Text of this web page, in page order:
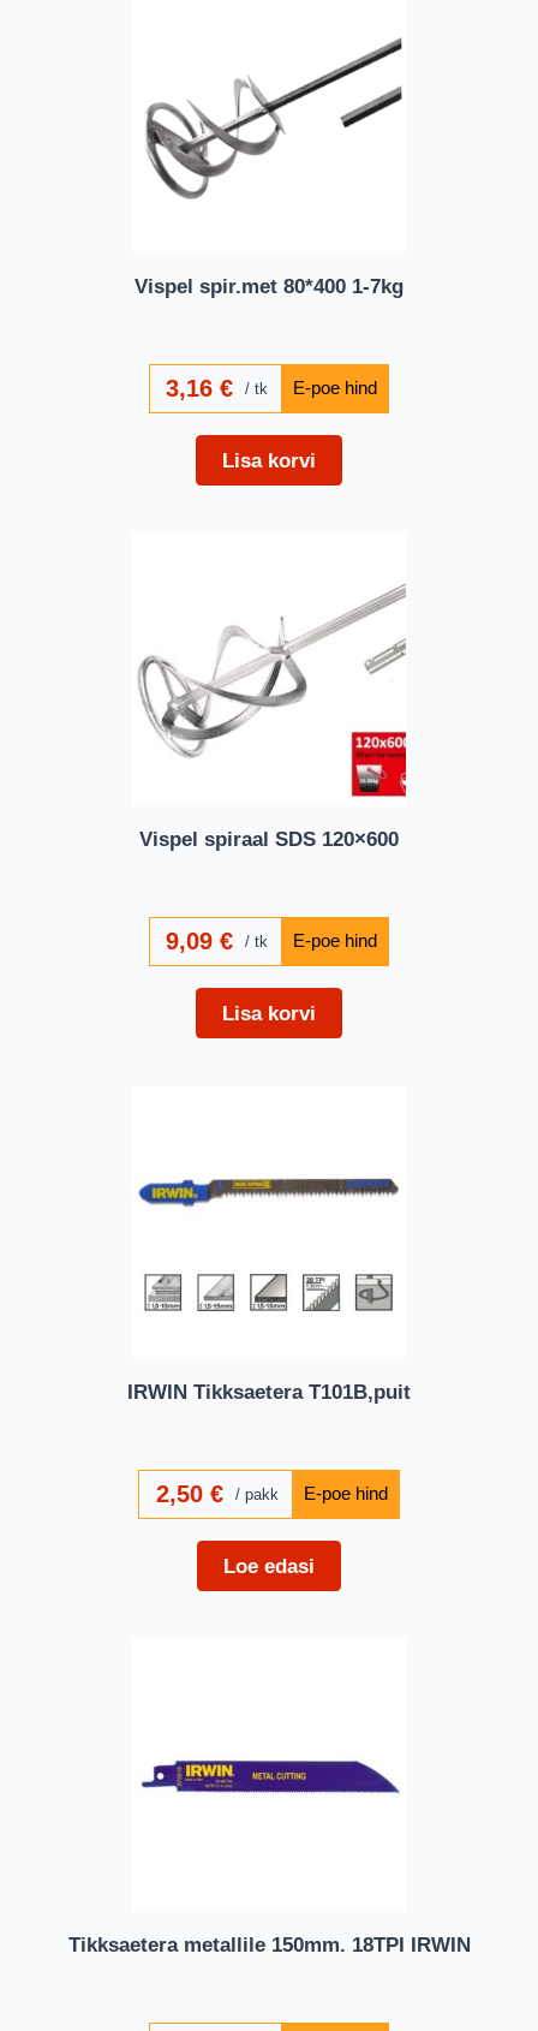
Vispel spir.met 80*400 1-7kg
3,16€ tk
Lisa korvi
Vispel spiraal SDS 120×600
9,09€ tk
Lisa korvi
IRWIN Tikksaetera T101B,puit
2,50 € pakk
Loe edasi
Tikksaetera metallile 150mm. 18TPI IRWIN